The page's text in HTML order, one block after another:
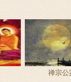
禅宗公